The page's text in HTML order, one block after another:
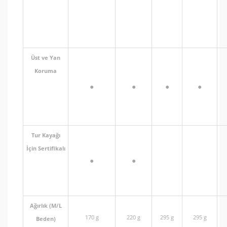
Üst ve Yan
Koruma
● ● ● ●
Tur Kayağı
İçin Sertifikalı
● ●
Ağırlık (M/L
Beden)
170 g 220 g 295 g 295 g